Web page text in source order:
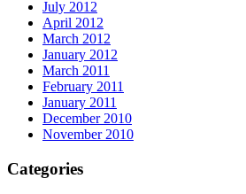
July 2012
April 2012
March 2012
January 2012
March 2011
February 2011
January 2011
December 2010
November 2010
Categories